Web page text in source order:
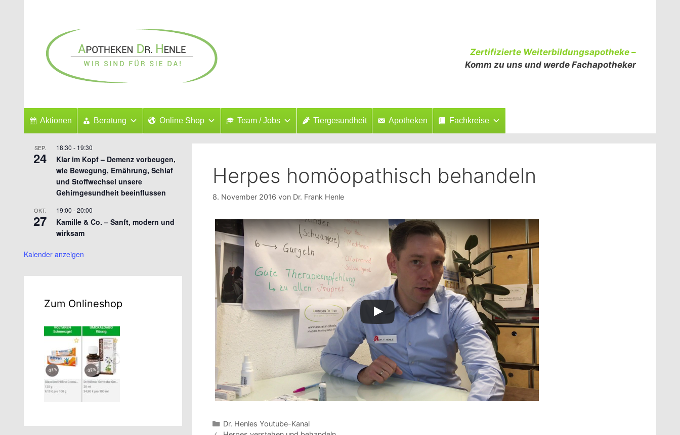
Zertifizierte Weiterbildungsapotheke –
Komm zu uns und werde Fachapotheker
Aktionen Beratung Online Shop Team / Jobs Tiergesundheit Apotheken Fachkreise
Herpes homöopathisch behandeln
8. November 2016 von Dr. Frank Henle
Kategorien
Dr. Henles Youtube-Kanal
SEP.
24
18:30 - 19:30
Klar im Kopf – Demenz vorbeugen,
wie Bewegung, Ernährung, Schlaf
und Stoffwechsel unsere
Gehirngesundheit beeinflussen
OKT.
27
19:00 -20:00
Kamille & Co. – Sanft, modern und
wirksam
Kalender anzeigen
Zum Onlineshop